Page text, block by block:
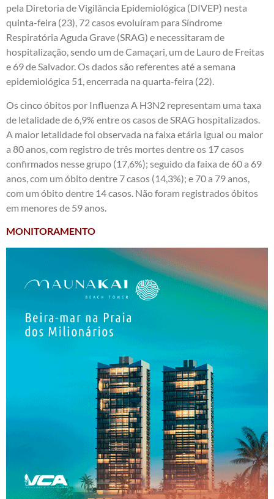
pela Diretoria de Vigilância Epidemiológica (DIVEP) nesta
quinta-feira (23), 72 casos evoluíram para Síndrome
Respiratória Aguda Grave (SRAG) e necessitaram de
hospitalização, sendo um de Camaçari, um de Lauro de Freitas
e 69 de Salvador. Os dados são referentes até a semana
epidemiológica 51, encerrada na quarta-feira (22).
Os cinco óbitos por Influenza A H3N2 representam uma taxa
de letalidade de 6,9% entre os casos de SRAG hospitalizados.
A maior letalidade foi observada na faixa etária igual ou maior
a 80 anos, com registro de três mortes dentre os 17 casos
confirmados nesse grupo (17,6%); seguido da faixa de 60 a 69
anos, com um óbito dentre 7 casos (14,3%); e 70 a 79 anos,
com um óbito dentre 14 casos. Não foram registrados óbitos
em menores de 59 anos.
MONITORAMENTO